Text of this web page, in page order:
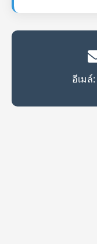
อีเมล์: